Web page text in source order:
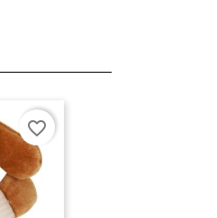
favorite_border